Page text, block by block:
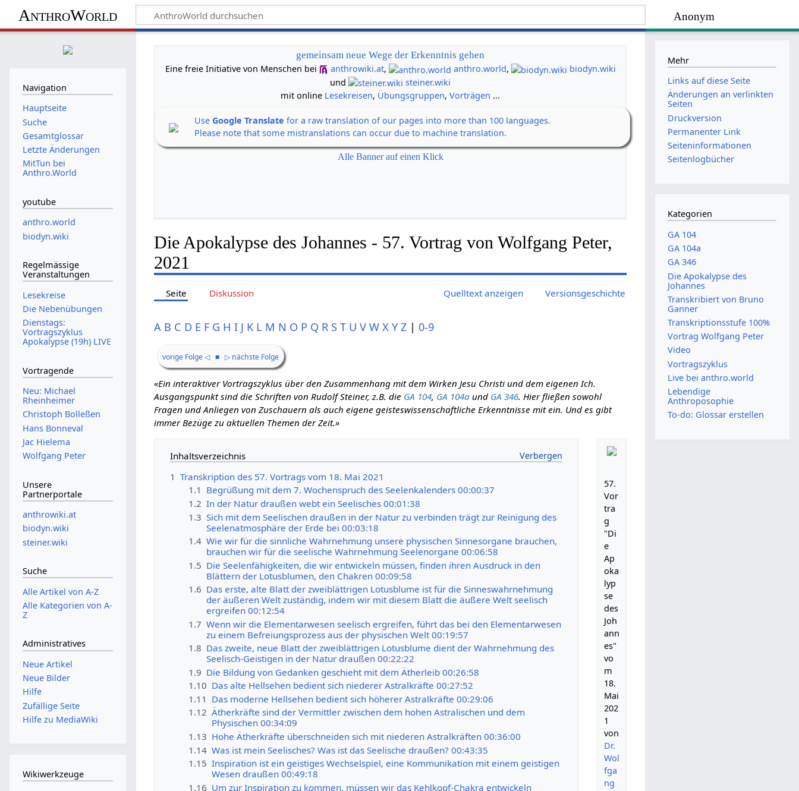
Anonym
AnthroWorld
gemeinsam neue Wege der Erkenntnis gehen
Eine freie Initiative von Menschen bei
anthrowiki.at, anthro.world,
biodyn.wiki
und
steiner.wiki
mit online Lesekreisen, Übungsgruppen,Vorträgen ...
UseGoogle Translate for a raw translation of our pages into more than 100 languages.
Please note that some mistranslations can occur due to machine translation.
Alle Banner auf einen Klick
Die Apokalypse des Johannes - 57. Vortrag von Wolfgang Peter,
2021
Seite Diskussion Quelltext anzeigen Versionsgeschichte
A B C D E F G H I J K L M N O P Q R S T U V W X Y Z | 0-9
vorige Folge ◁ ■ ▷ nächste Folge
«Ein interaktiver Vortragszyklus über den Zusammenhang mit dem Wirken Jesu Christi und dem eigenen Ich.
Ausgangspunkt sind die Schriften von Rudolf Steiner, z.B. die GA 104, GA 104a und GA 346. Hier fließen sowohl
Fragen und Anliegen von Zuschauern als auch eigene geisteswissenschaftliche Erkenntnisse mit ein. Und es gibt
immer Bezüge zu aktuellen Themen der Zeit.»
57.
Vor
tra
g
"Di
e
Ap
oka
lyp
se
des
Joh
ann
es"
vo
m
18.
Mai
202
1
von
Dr.
Wol
fga
ng
Inhaltsverzeichnis
1 Transkription des 57. Vortrags vom 18. Mai 2021
1.1 Begrüßung mit dem 7. Wochenspruch des Seelenkalenders 00:00:37
1.2 In der Natur draußen webt ein Seelisches 00:01:38
1.3 Sich mit dem Seelischen draußen in der Natur zu verbinden trägt zur Reinigung des
Seelenatmosphäre der Erde bei 00:03:18
1.4 Wie wir für die sinnliche Wahrnehmung unsere physischen Sinnesorgane brauchen,
brauchen wir für die seelische Wahrnehmung Seelenorgane 00:06:58
1.5 Die Seelenfähigkeiten, die wir entwickeln müssen, finden ihren Ausdruck in den
Blättern der Lotusblumen, den Chakren 00:09:58
1.6 Das erste, alte Blatt der zweiblättrigen Lotusblume ist für die Sinneswahrnehmung
der äußeren Welt zuständig, indem wir mit diesem Blatt die äußere Welt seelisch
ergreifen 00:12:54
1.7 Wenn wir die Elementarwesen seelisch ergreifen, führt das bei den Elementarwesen
zu einem Befreiungsprozess aus der physischen Welt 00:19:57
1.8 Das zweite, neue Blatt der zweiblättrigen Lotusblume dient der Wahrnehmung des
Seelisch-Geistigen in der Natur draußen 00:22:22
1.9 Die Bildung von Gedanken geschieht mit dem Ätherleib 00:26:58
1.10 Das alte Hellsehen bedient sich niederer Astralkräfte 00:27:52
1.11 Das moderne Hellsehen bedient sich höherer Astralkräfte 00:29:06
1.12 Ätherkräfte sind der Vermittler zwischen dem hohen Astralischen und dem
Physischen 00:34:09
1.13 Hohe Ätherkräfte überschneiden sich mit niederen Astralkräften 00:36:00
1.14 Was ist mein Seelisches? Was ist das Seelische draußen? 00:43:35
1.15 Inspiration ist ein geistiges Wechselspiel, eine Kommunikation mit einem geistigen
Wesen draußen 00:49:18
1.16 Um zur Inspiration zu kommen, müssen wir das Kehlkopf-Chakra entwickeln
Navigation
Hauptseite
Suche
Gesamtglossar
Letzte Änderungen
MitTun bei
Anthro.World
youtube
anthro.world
biodyn.wiki
Regelmässige
Veranstaltungen
Lesekreise
Die Nebenübungen
Dienstags:
Vortragszyklus
Apokalypse (19h) LIVE
Vortragende
Neu: Michael
Rheinheimer
Christoph Bolleßen
Hans Bonneval
Jac Hielema
Wolfgang Peter
Unsere
Partnerportale
anthrowiki.at
biodyn.wiki
steiner.wiki
Suche
Alle Artikel von A-Z
Alle Kategorien von A-
Z
Administratives
Neue Artikel
Neue Bilder
Hilfe
Zufällige Seite
Hilfe zu MediaWiki
Wikiwerkzeuge
Mehr
Links auf diese Seite
Änderungen an verlinkten
Seiten
Druckversion
Permanenter Link
Seiten­­informationen
Seitenlogbücher
Kategorien
GA 104
GA 104a
GA 346
Die Apokalypse des
Johannes
Transkribiert von Bruno
Ganner
Transkriptionsstufe 100%
Vortrag Wolfgang Peter
Video
Vortragszyklus
Live bei anthro.world
Lebendige
Anthroposophie
To-do: Glossar erstellen